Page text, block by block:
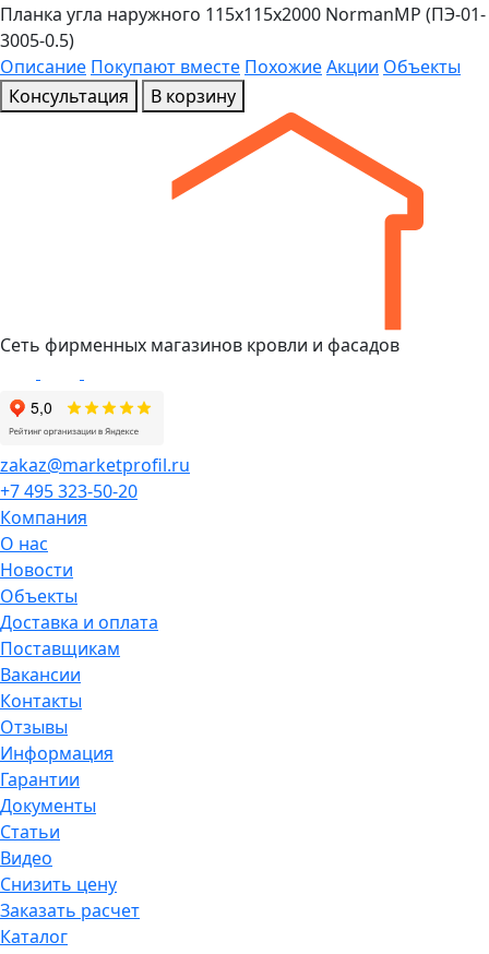
Планка угла наружного 115х115х2000 NormanMP (ПЭ-01-
3005-0.5)
Описание Покупают вместе ПохожиеАкции Объекты
Консультация
В корзину
Сеть фирменных магазинов кровли и фасадов
zakaz@marketprofil.ru
+7 495 323-50-20
Компания
О нас
Новости
Объекты
Доставка и оплата
Поставщикам
Вакансии
Контакты
Отзывы
Информация
Гарантии
Документы
Статьи
Видео
Снизить цену
Заказать расчет
Каталог